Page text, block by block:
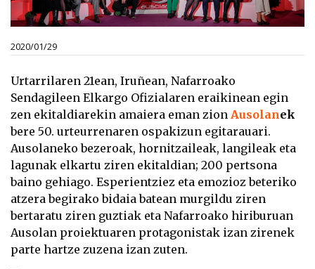
2020/01/29
Urtarrilaren 21ean, Iruñean, Nafarroako
Sendagileen Elkargo Ofizialaren eraikinean egin
zen ekitaldiarekin amaiera eman zion Ausolanek
bere 50. urteurrenaren ospakizun egitarauari.
Ausolaneko bezeroak, hornitzaileak, langileak eta
lagunak elkartu ziren ekitaldian; 200 pertsona
baino gehiago. Esperientziez eta emozioz beteriko
atzera begirako bidaia batean murgildu ziren
bertaratu ziren guztiak eta Nafarroako hiriburuan
Ausolan proiektuaren protagonistak izan zirenek
parte hartze zuzena izan zuten.